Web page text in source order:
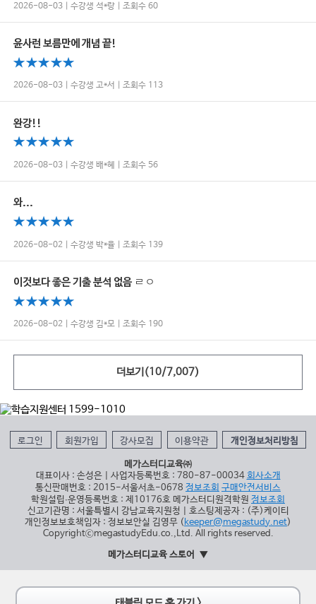
2026-08-03 | 수강생 석*랑 | 조회수 60
윤사런 보름만에 개념 끝!
2026-08-03 | 수강생 고*서 | 조회수 113
완강!!
2026-08-03 | 수강생 배*혜 | 조회수 56
와...
2026-08-02 | 수강생 박*율 | 조회수 139
이것보다 좋은 기출 분석 없음 ㄹㅇ
2026-08-02 | 수강생 김*모 | 조회수 190
더보기(10/7,007)
로그인 회원가입 강사모집 이용약관 개인정보처리방침
메가스터디교육㈜
대표이사 : 손성은 | 사업자등록번호 : 780-87-00034 회사소개
통신판매번호 : 2015-서울서초-0678 정보조회 구매안전서비스
학원설립∙운영등록번호 : 제10176호 메가스터디원격학원 정보조회
신고기관명 : 서울특별시 강남교육지원청 | 호스팅제공자 : (주)케이티
개인정보보호책임자 : 정보보안실 김영무 (keeper@megastudy.net)
CopyrightⓒmegastudyEdu.co.,Ltd. All rights reserved.
메가스터디교육 스토어